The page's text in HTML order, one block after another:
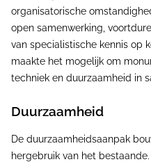
organisatorische
open samenwerking,
van specialistische kennis op
maakte het mogelijk om
techniek en duurzaamheid in
Duurzaamheid
De duurzaamheidsaanpak
hergebruik van het